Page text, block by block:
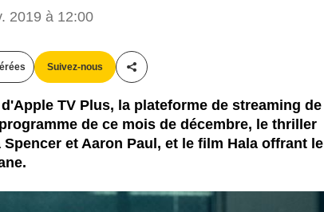
2019 à 12:00
Suivez-nous
Partager cet article
TV Plus, la plateforme de streaming de
de ce mois de décembre, le thriller
et Aaron Paul, et le film Hala offrant le